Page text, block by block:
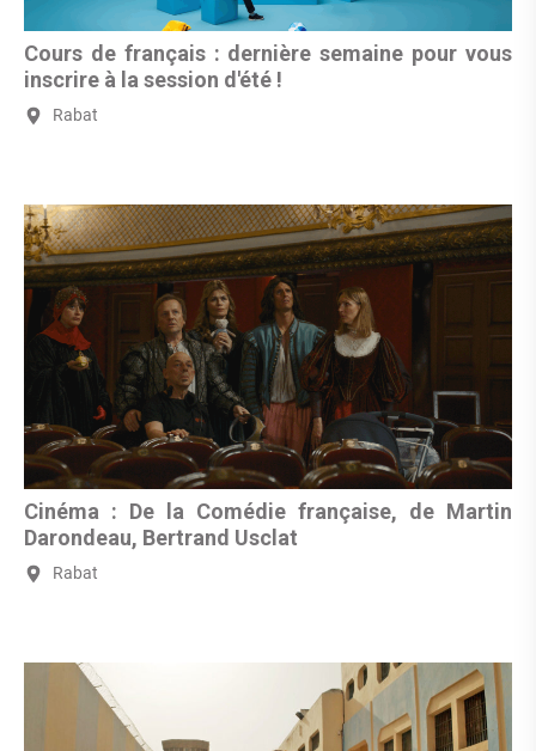
Cours de français : dernière semaine pour vous
inscrire à la session d'été !
Rabat
Cinéma : De la Comédie française, de Martin
Darondeau, Bertrand Usclat
Rabat